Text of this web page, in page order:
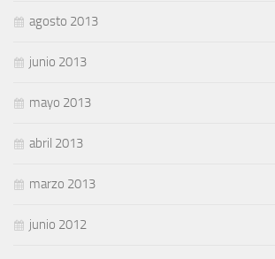
agosto 2013
junio 2013
mayo 2013
abril 2013
marzo 2013
junio 2012